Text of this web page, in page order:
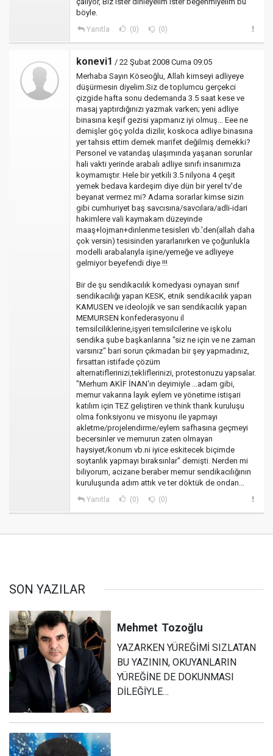
böyle.
Yanıtla (0) (0)
konevi1 / 22 Şubat 2008 Cuma 09:05
Merhaba Sayın Köseoğlu, Allah kimseyi adliyeye
düşürmesin diyelim.Siz de toplumcu gerçekci
çizgide hafta sonu dedemanda 3.5 saat kese ve
masaj yaptırdığınızı yazmak varken; yeni adliye
binasına keşif gezisi yapmanız iyi olmuş... Eee ne
demişler göç yolda dizilir, koskoca adliye binasına
yer tahsis ettim demek marifet değilmiş demekki?
Personel ve vatandaş ulaşımında yaşanan sorunlar
hali vakti yerinde arabalı adliye sınıfı insanımıza
koymamıştır. Hele bir yetkili 3.5 nilyona 4 çeşit
yemek bedava kardeşim diye dün bir yerel tv'de
beyanat vermez mi? Adama sorarlar kimse sizin
gibi cumhuriyet baş savcısına/savcılara/adli-idari
hakimlere vali kaymakam düzeyinde
maaş+lojman+dinlenme tesisleri vb.'den(allah daha
çok versin) tesisinden yararlanırken ve çoğunlukla
modelli arabalarıyla işine/yemeğe ve adliyeye
gelmiyor beyefendi diye !!!
Bir de şu sendikacılık komedyası oynayan sınıf
sendikacılığı yapan KESK, etnik sendikacılık yapan
KAMUSEN ve ideolojik ve sarı sendikacılık yapan
MEMURSEN konfederasyonu il
temsilciliklerine,işyeri temsilcilerine ve işkolu
sendika şube başkanlarına "siz ne için ve ne zaman
varsınız" bari sorun çıkmadan bir şey yapmadınız,
fırsattan istifade çözüm
alternatiflerinizi,tekliflerinizi, protestonuzu yapsalar.
"Merhum AKİF İNAN'ın deyimiyle ...adam gibi,
memur vakarına layık eylem ve yönetime istişari
katılım için TEZ geliştiren ve think thank kuruluşu
olma fonksiyonu ve misyonu ile yapmayı
akletme/projelendirme/eylem safhasına geçmeyi
becersinler ve memurun zaten olmayan
haysiyet/konum vb.ni iyice eskitecek biçimde
soytarılık yapmayı bıraksınlar" demişti. Nerden mi
biliyorum, acizane beraber memur sendikacılığının
kuruluşunda adım attık ve ter döktük de ondan...
Yanıtla (0) (0)
SON YAZILAR
Mehmet Tozoğlu
YAZARKEN YÜREĞİMİ SIZLATAN
BU YAZININ, OKUYANLARIN
YÜREĞİNE DE DOKUNMASI
DİLEĞİYLE…